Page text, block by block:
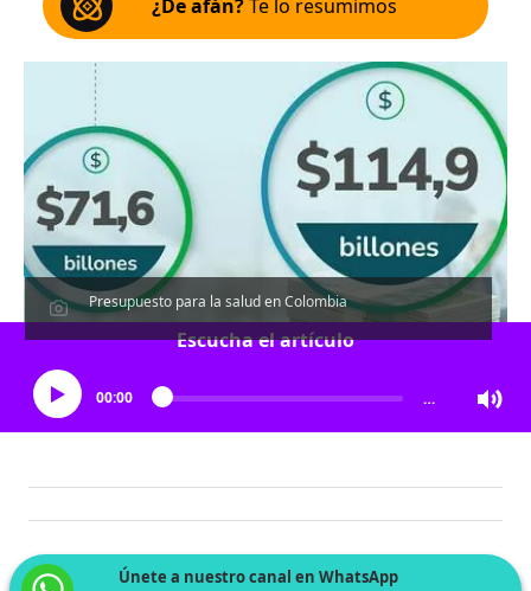
¿De afán?Te lo resumimos
Presupuesto para la salud en Colombia
Escucha el artículo
00:00 …
Únete a nuestro canal en WhatsApp